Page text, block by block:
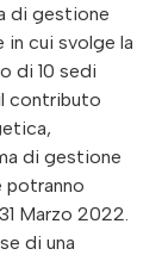
di gestione
in cui svolge la
di 10 sedi
contributo
di gestione
potranno
Marzo 2022.
di una